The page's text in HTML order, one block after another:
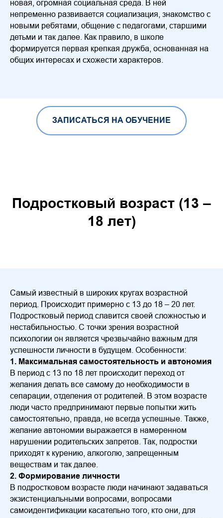
новая, огромная социальная среда. В ней
непременно развивается социализация, знакомство с
новыми ребятами, общение с педагогами, старшими
детьми и так далее. Как правило, в школе
формируется первая крепкая дружба, основанная на
общих интересах и схожести характеров.
ЗАПИСАТЬСЯ НА ОБУЧЕНИЕ
Подростковый возраст (13 –
18 лет)
Самый известный в широких кругах возрастной
период. Происходит примерно с 13 до 18 – 20 лет.
Подростковый период славится своей сложностью и
нестабильностью. С точки зрения возрастной
психологии он является чрезвычайно важным для
успешности личности в будущем. Особенности:
1. Максимальная самостоятельность и автономия
В период с 13 по 18 лет происходит переход от
желания делать все самому до необходимости в
сепарации, отделения от родителей. В этом возрасте
люди часто предпринимают первые попытки жить
самостоятельно, правда, не всегда успешные. Также,
желание автономии выражается в намеренном
нарушении родительских запретов. Так, подростки
приходят к курению, алкоголю, запрещенным
веществам и так далее.
2. Формирование личности
В подростковом возрасте люди начинают задаваться
экзистенциальными вопросами, вопросами
самоидентификации касательно того, кто они, для